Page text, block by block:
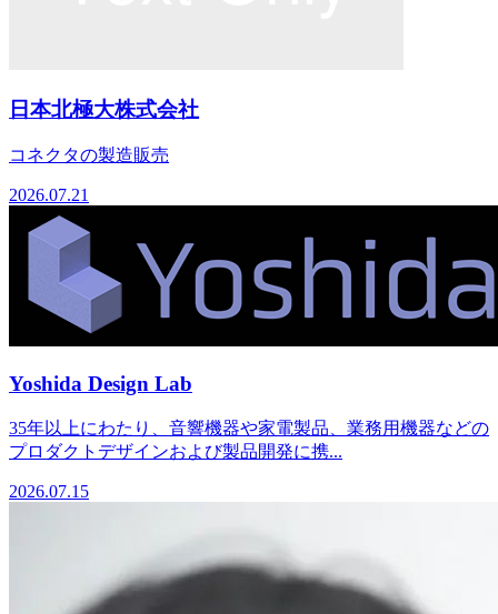
日本北極大株式会社
コネクタの製造販売
2026.07.21
Yoshida Design Lab
35年以上にわたり、音響機器や家電製品、業務用機器などの
プロダクトデザインおよび製品開発に携...
2026.07.15